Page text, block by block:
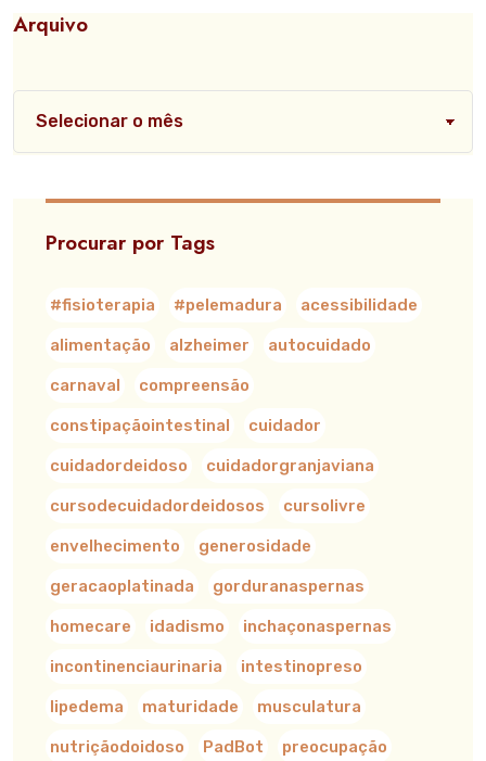
Arquivo
Procurar por Tags
#fisioterapia #pelemadura acessibilidade
alimentação alzheimer autocuidado
carnaval compreensão
constipaçãointestinal cuidador
cuidadordeidoso cuidadorgranjaviana
cursodecuidadordeidosos cursolivre
envelhecimento generosidade
geracaoplatinada gorduranaspernas
homecare idadismo inchaçonaspernas
incontinenciaurinaria intestinopreso
lipedema maturidade musculatura
nutriçãodoidoso PadBot preocupação